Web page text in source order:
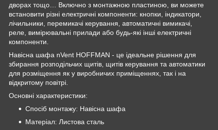
дворах тощо… Включно з монтажною пластиною, ви можете
встановити різні електричні компоненти: кнопки, індикатори,
лічильники, перемикачі керування, автоматичні вимикачі,
реле, вимірювальні прилади або будь-які інші електричні
компоненти.
Навісна шафа nVent HOFFMAN - це ідеальне рішення для
збирання розподільчих щитів, щитів керування та автоматики
для розміщення як у виробничих приміщеннях, так і на
відкритому повітрі.
Основні характеристики:
Спосіб монтажу: Навісна шафа
Матеріал: Листова сталь